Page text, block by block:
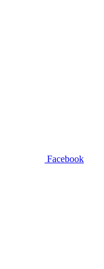
Facebook